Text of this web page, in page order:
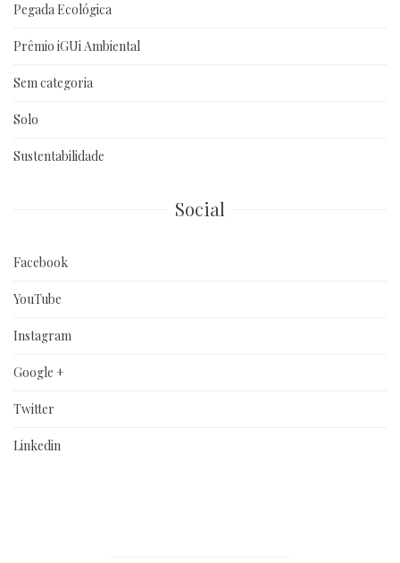
Pegada Ecológica
Prêmio iGUi Ambiental
Sem categoria
Solo
Sustentabilidade
Social
Facebook
YouTube
Instagram
Google +
Twitter
Linkedin